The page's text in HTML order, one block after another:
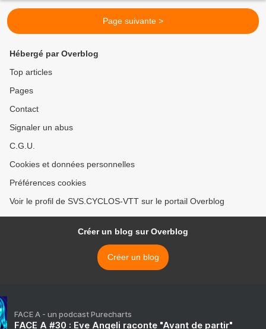
Page suivante >
Hébergé par Overblog
Top articles
Pages
Contact
Signaler un abus
C.G.U.
Cookies et données personnelles
Préférences cookies
Voir le profil de SVS.CYCLOS-VTT sur le portail Overblog
Créer un blog sur Overblog
Créer un blog
FACE A - un podcast Purecharts
FACE A #30 : Eve Angeli raconte "Avant de partir"